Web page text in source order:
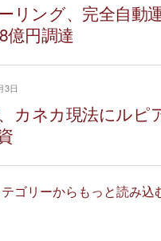
リング、完全自動
億円調達
3日
カネカ現法にルピ
ゴリーからもっと読み